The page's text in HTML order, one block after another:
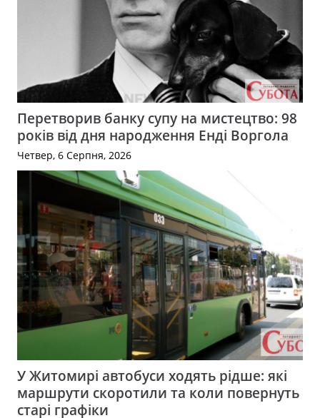
Перетворив банку супу на мистецтво: 98
років від дня народження Енді Воргола
Четвер, 6 Серпня, 2026
У Житомирі автобуси ходять рідше: які
маршрути скоротили та коли повернуть
старі графіки